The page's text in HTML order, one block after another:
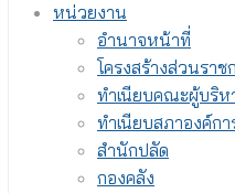
หน่วยงาน
อำนาจหน้าที่
โครงสร้างส่วนรา
ทำเนียบคณะผู้บริห
ทำเนียบสภาองค์ก
สำนักปลัด
กองคลัง